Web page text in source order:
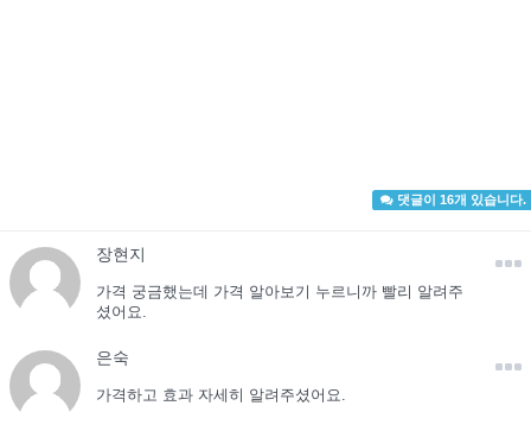
댓글이 16개 있습니다.
장현지
가격 궁금했는데 가격 알아보기 누르니까 빨리 알려주
셨어요.
은숙
가격하고 효과 자세히 알려주셨어요.